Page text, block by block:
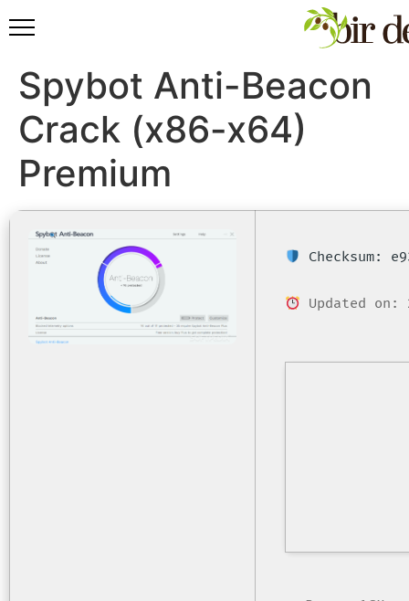
Spybot Anti-Beacon
Crack (x86-x64)
Premium
Checksum:
Updated on: